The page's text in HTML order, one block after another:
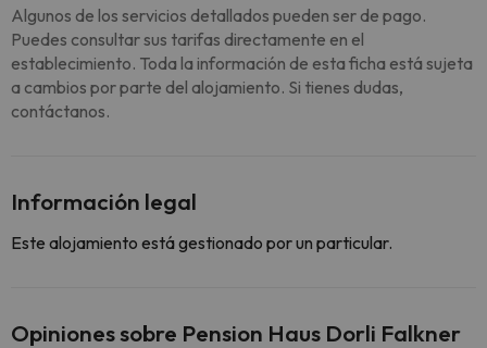
Algunos de los servicios detallados pueden ser de pago.
Puedes consultar sus tarifas directamente en el
establecimiento. Toda la información de esta ficha está sujeta
a cambios por parte del alojamiento. Si tienes dudas,
contáctanos.
Información legal
Este alojamiento está gestionado por un particular.
Opiniones sobre Pension Haus Dorli Falkner